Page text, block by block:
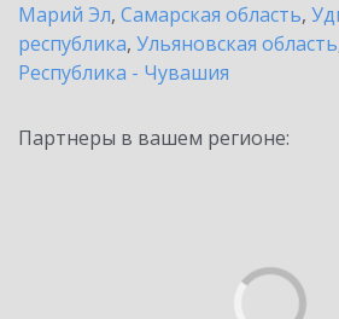
Марий Эл, Самарская область,
республика, Ульяновская область
Республика - Чувашия
Партнеры в вашем регионе: